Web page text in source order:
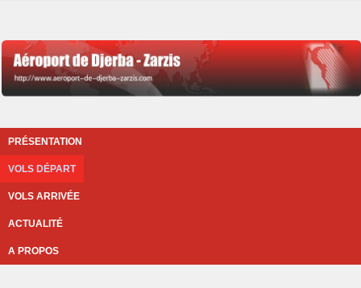
PRÉSENTATION
VOLS DÉPART
VOLS ARRIVÉE
ACTUALITÉ
A PROPOS